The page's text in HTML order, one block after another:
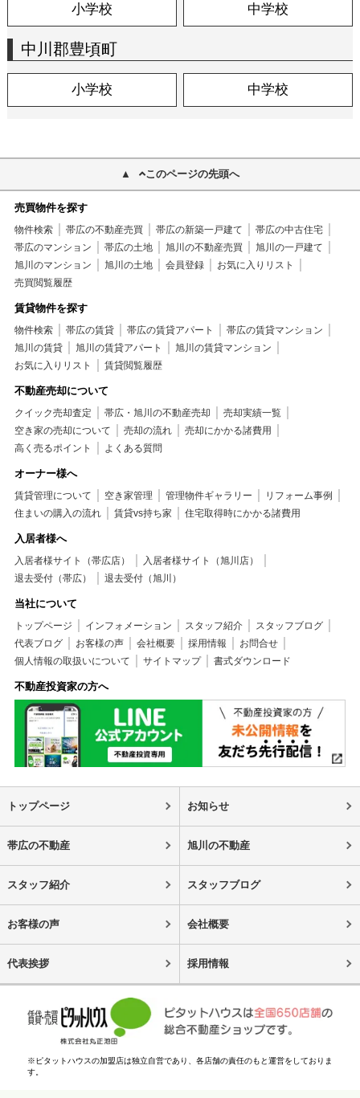
小学校 中学校
中川郡豊頃町
小学校 中学校
このページの先頭へ
売買物件を探す
物件検索 帯広の不動産売買 帯広の新築一戸建て
帯広の中古住宅
帯広のマンション
帯広の土地 旭川の不動産売買
旭川の一戸建て
旭川のマンション
旭川の土地 会員登録
お気に入りリスト
売買閲覧履歴
賃貸物件を探す
物件検索 帯広の賃貸 帯広の賃貸アパート
帯広の賃貸マンション
旭川の賃貸
旭川の賃貸アパート
旭川の賃貸マンション
お気に入りリスト
賃貸閲覧履歴
不動産売却について
クイック売却査定 帯広・旭川の不動産売却
売却実績一覧
空き家の売却について
売却の流れ
売却にかかる諸費用
高く売るポイント
よくある質問
オーナー様へ
賃貸管理について 空き家管理 管理物件ギャラリー
リフォーム事例
住まいの購入の流れ
賃貸vs持ち家 住宅取得時にかかる諸費用
入居者様へ
入居者様サイト（帯広店）
入居者様サイト（旭川店）
退去受付（帯広）
退去受付（旭川）
当社について
トップページ インフォメーション スタッフ紹介
スタッフブログ
代表ブログ
お客様の声 会社概要 採用情報
お問合せ
個人情報の取扱いについて
サイトマップ 書式ダウンロード
不動産投資家の方へ
トップページ お知らせ
帯広の不動産 旭川の不動産
スタッフ紹介 スタッフブログ
お客様の声 会社概要
代表挨拶 採用情報
※ピタットハウスの加盟店は独立自営であり、各店舗の責任のもと運営をしておりま
す。